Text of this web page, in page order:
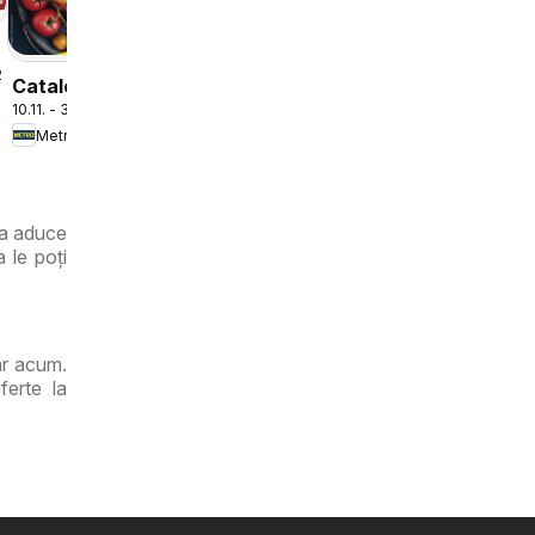
Catalog -
Varietăți
de Roșii
10.11. - 31.12.2026
Metro
aduce
le poți
acum.
la